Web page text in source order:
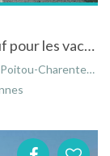
Maison pour 5 personnes refaite à neuf pour les vacances de Paques 50 m de la plage à Rivedoux Plage en Charente-Maritime
Aquitaine, France